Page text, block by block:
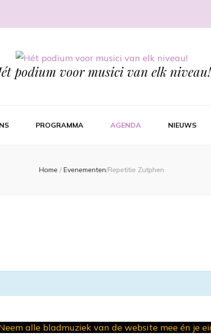
podium voor musici van elk niveau!
PROGRAMMA AGENDA NIEUWS
Home / Evenementen/Repetitie Zutphen
alle bladmuziek van de website mee én je